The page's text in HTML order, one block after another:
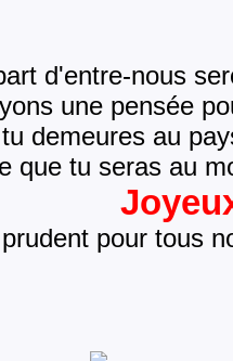
d'entre-nous
une pensée
demeures au
que tu seras au
pour tous